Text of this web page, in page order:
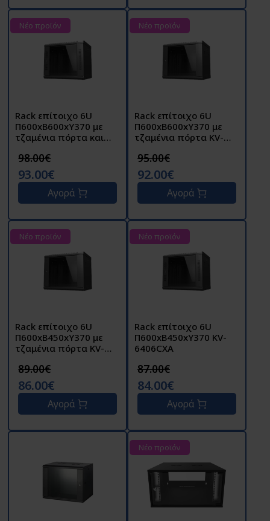
Νέο προϊόν
Rack επίτοιχο 6U
Π600xΒ600xΥ370 με
τζαμένια πόρτα και
6606CXA
98.00€
93.00€
Αγορά
Νέο προϊόν
Rack επίτοιχο 6U
Π600xΒ600xΥ370 με
τζαμένια πόρτα KV-
95.00€
92.00€
Αγορά
Νέο προϊόν
Rack επίτοιχο 6U
Π600xΒ450xΥ370 με
τζαμένια πόρτα KV-
89.00€
86.00€
Αγορά
Νέο προϊόν
Rack επίτοιχο 6U
Π600xΒ450xΥ370 KV-
6406CXA
87.00€
84.00€
Αγορά
Νέο προϊόν